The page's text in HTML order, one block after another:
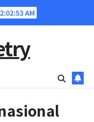
2:02:53 AM